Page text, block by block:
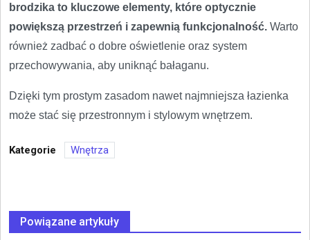
brodzika to kluczowe elementy, które optycznie
powiększą przestrzeń i zapewnią funkcjonalność. Warto
również zadbać o dobre oświetlenie oraz system
przechowywania, aby uniknąć bałaganu.
Dzięki tym prostym zasadom nawet najmniejsza łazienka
może stać się przestronnym i stylowym wnętrzem.
Kategorie Wnętrza
Powiązane artykuły